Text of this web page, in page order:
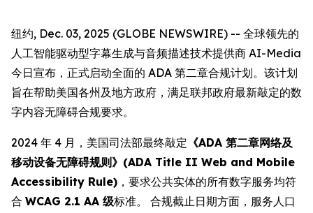
纽约, Dec. 03, 2025 (GLOBE NEWSWIRE) -- 全球领先的
人工智能驱动型字幕生成与音频描述技术提供商 AI-Media
今日宣布，正式启动全面的 ADA 第二章合规计划。该计划
旨在帮助美国各州及地方政府，满足联邦政府最新敲定的数
字内容无障碍合规要求。
2024 年 4 月，美国司法部最终敲定 《ADA 第二章网络及
移动设备无障碍规则》(ADA Title II Web and Mobile
Accessibility Rule) ，要求公共实体的所有数字服务均符
合 WCAG 2.1 AA 级标准。 合规截止日期方面，服务人口